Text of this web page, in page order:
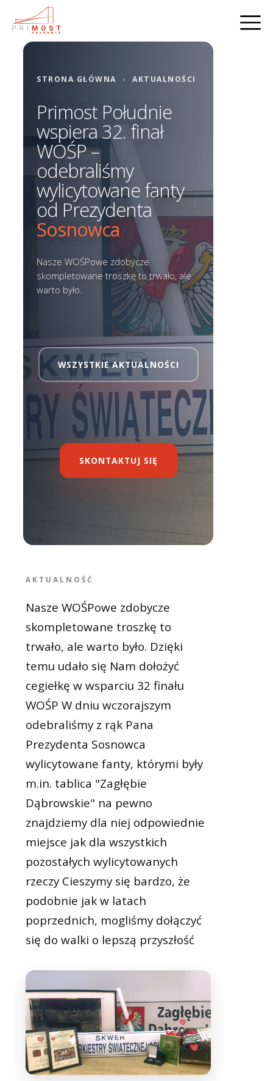
STRONA GŁÓWNA › AKTUALNOŚCI
Primost Południe
wspiera 32. finał
WOŚP –
odebraliśmy
wylicytowane fanty
od Prezydenta
Sosnowca
Nasze WOŚPowe zdobycze
skompletowane troszkę to trwało, ale
warto było.
WSZYSTKIE AKTUALNOŚCI
SKONTAKTUJ SIĘ
AKTUALNOŚĆ
Nasze WOŚPowe zdobycze
skompletowane troszkę to
trwało, ale warto było. Dzięki
temu udało się Nam dołożyć
cegiełkę w wsparciu 32 finału
WOŚP W dniu wczorajszym
odebraliśmy z rąk Pana
Prezydenta Sosnowca
wylicytowane fanty, którymi były
m.in. tablica "Zagłębie
Dąbrowskie" na pewno
znajdziemy dla niej odpowiednie
miejsce jak dla wszystkich
pozostałych wylicytowanych
rzeczy Cieszymy się bardzo, że
podobnie jak w latach
poprzednich, mogliśmy dołączyć
się do walki o lepszą przyszłość